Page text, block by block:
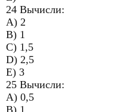
24 Вычисли:
A) 2
B) 1
C) 1,5
D) 2,5
E) 3
25 Вычисли:
A) 0,5
B) 1